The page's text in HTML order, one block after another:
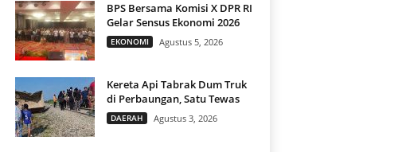
BPS Bersama Komisi X DPR RI
Gelar Sensus Ekonomi 2026
EKONOMI Agustus 5, 2026
Kereta Api Tabrak Dum Truk
di Perbaungan, Satu Tewas
DAERAH Agustus 3, 2026